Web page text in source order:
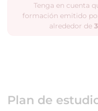
Tenga en cuenta
formación emitido
alrededor de
Plan de